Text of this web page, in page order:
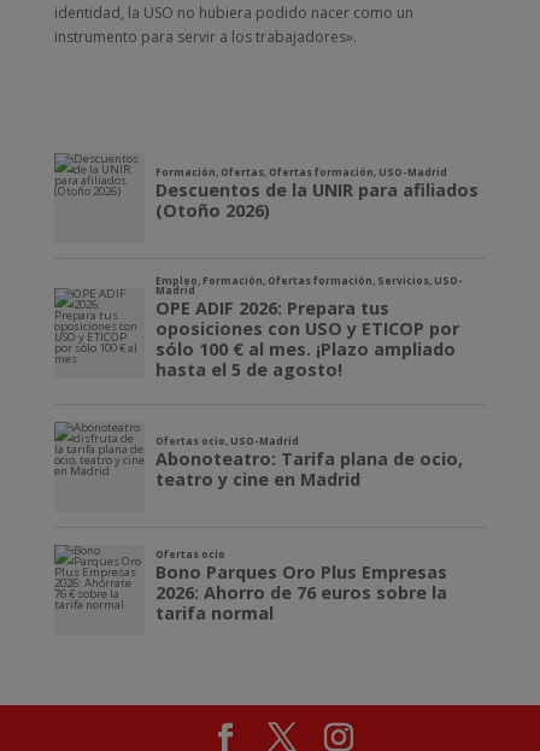
identidad, la USO no hubiera podido nacer como un
instrumento para servir a los trabajadores».